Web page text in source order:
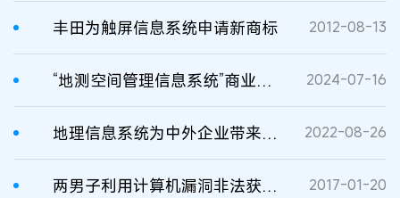
丰田为触屏信息系统申请新商标 2012-08-13
“地测空间管理信息系统”商业秘密侵权案 2024-07-16
地理信息系统为中外企业带来双赢 2022-08-26
两男子利用计算机漏洞非法获取游戏币获刑 2017-01-20